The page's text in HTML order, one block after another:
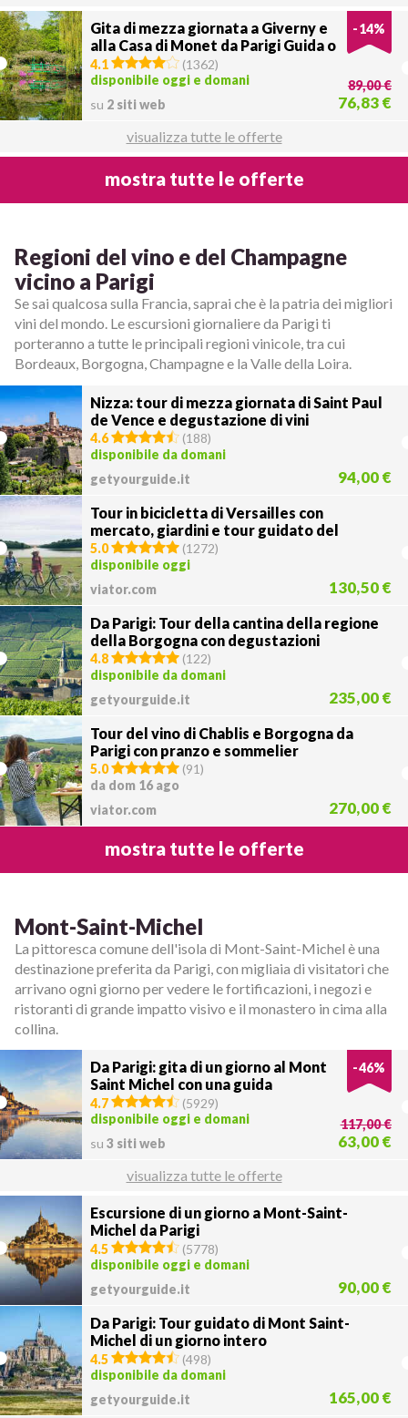
Gita di mezza giornata a Giverny e
alla Casa di Monet da Parigi Guida o
Audio
-14%
4.1 (1362)
disponibile oggi e domani
su 2 siti web
89,00 €
76,83 €
visualizza tutte le offerte
mostra tutte le offerte
Regioni del vino e del Champagne
vicino a Parigi
Se sai qualcosa sulla Francia, saprai che è la patria dei migliori
vini del mondo. Le escursioni giornaliere da Parigi ti
porteranno a tutte le principali regioni vinicole, tra cui
Bordeaux, Borgogna, Champagne e la Valle della Loira.
Nizza: tour di mezza giornata di Saint Paul
de Vence e degustazione di vini
4.6 (188)
disponibile da domani
getyourguide.it
94,00 €
Tour in bicicletta di Versailles con
mercato, giardini e tour guidato del
palazzo
5.0 (1272)
disponibile oggi
viator.com
130,50 €
Da Parigi: Tour della cantina della regione
della Borgogna con degustazioni
4.8 (122)
disponibile da domani
getyourguide.it
235,00 €
Tour del vino di Chablis e Borgogna da
Parigi con pranzo e sommelier
5.0 (91)
da dom 16 ago
viator.com
270,00 €
mostra tutte le offerte
Mont-Saint-Michel
La pittoresca comune dell'isola di Mont-Saint-Michel è una
destinazione preferita da Parigi, con migliaia di visitatori che
arrivano ogni giorno per vedere le fortificazioni, i negozi e
ristoranti di grande impatto visivo e il monastero in cima alla
collina.
Da Parigi: gita di un giorno al Mont
Saint Michel con una guida
-46%
4.7 (5929)
disponibile oggi e domani
su 3 siti web
117,00 €
63,00 €
visualizza tutte le offerte
Escursione di un giorno a Mont-Saint-
Michel da Parigi
4.5 (5778)
disponibile oggi e domani
getyourguide.it
90,00 €
Da Parigi: Tour guidato di Mont Saint-
Michel di un giorno intero
4.5 (498)
disponibile da domani
getyourguide.it
165,00 €